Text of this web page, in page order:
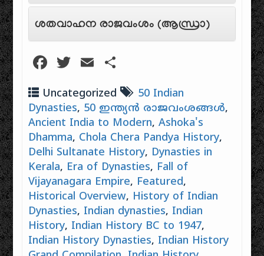
ശതവാഹന രാജവംശം (ആന്ധ്രാ)
Facebook
Twitter
Email
Uncategorized
50 Indian
Dynasties, 50 ഇന്ത്യൻ രാജവംശങ്ങൾ,
Ancient India to Modern,Ashoka's
Dhamma, Chola Chera Pandya History,
Delhi Sultanate History, Dynasties in
Kerala, Era of Dynasties, Fall of
Vijayanagara Empire, Featured,
Historical Overview, History of Indian
Dynasties, Indian dynasties, Indian
History, Indian History BC to 1947,
Indian History Dynasties, Indian History